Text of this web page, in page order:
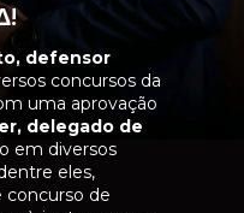
Fontes
da autoridade
autoridades.
Carta
defensor
concursos da
uma aprovação
delegado de
em diversos
eles,
concurso de